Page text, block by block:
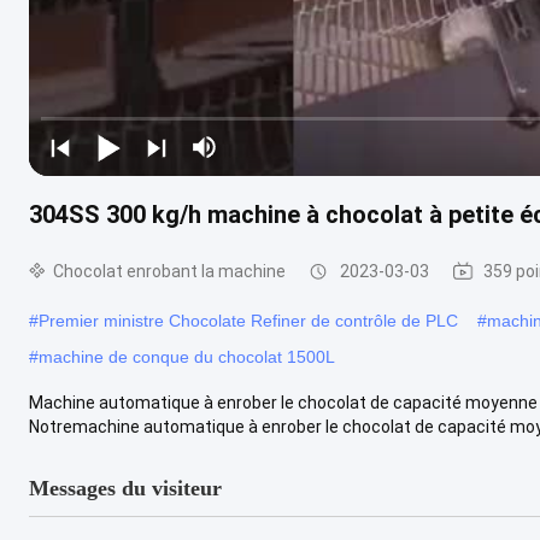
304SS 300 kg/h machine à chocolat à petite
Chocolat enrobant la machine 2023-03-03 359
#Premier ministre Chocolate Refiner de contrôle de PLC #
#machine de conque du chocolat 1500L
Machine automatique à enrober le chocolat de capacité
Notremachine automatique à enrober le chocolat de capacité
Messages du visiteur